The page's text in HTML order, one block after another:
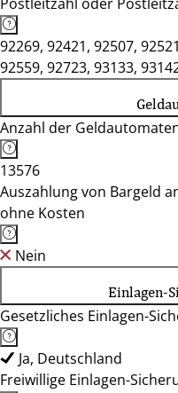
92269, 92421, 92507,
92559, 92723, 93133,
Anzahl der
13576
Auszahlung von Bargeld
ohne Kosten
Nein
Einlagen-
Gesetzliches Einlagen-
Ja, Deutschland
Freiwillige Einlagen-